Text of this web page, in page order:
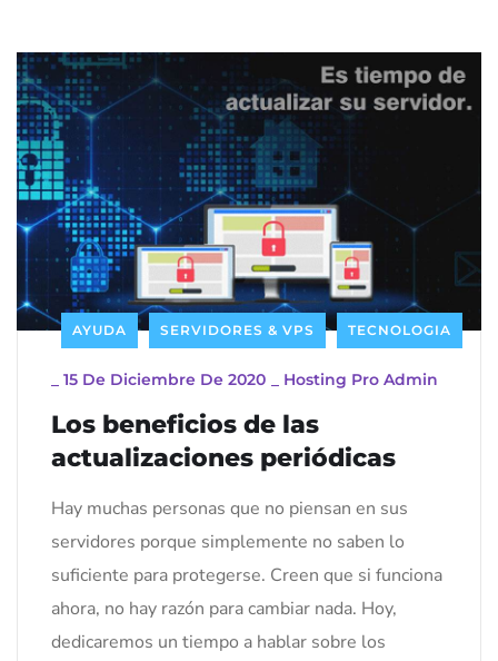
AYUDA SERVIDORES & VPS TECNOLOGIA
15 De Diciembre De 2020 Hosting Pro Admin
Los beneficios de las
actualizaciones periódicas
Hay muchas personas que no piensan en sus
servidores porque simplemente no saben lo
suficiente para protegerse. Creen que si funciona
ahora, no hay razón para cambiar nada. Hoy,
dedicaremos un tiempo a hablar sobre los